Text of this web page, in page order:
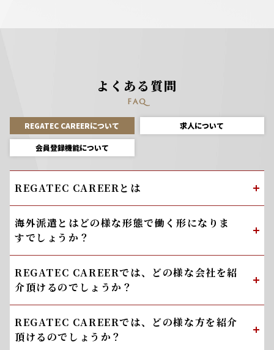
よくある質問
FAQ
REGATEC CAREERについて 求人について
会員登録機能について
REGATEC CAREERとは
海外派遣とはどの様な形態で働く形になりま
すでしょうか？
REGATEC CAREERでは、どの様な会社を紹
介頂けるのでしょうか？
REGATEC CAREERでは、どの様な方を紹介
頂けるのでしょうか？